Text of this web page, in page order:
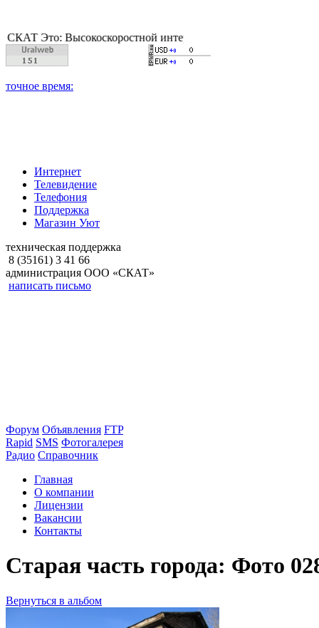
Высокоскоростной интернет, качественное цифровое и
Интернет
Телевидение
Телефония
Поддержка
Магазин Уют
техническая поддержка
8 (35161) 3 41 66
администрация ООО «СКАТ»
написать письмо
Форум Объявления FTP
Rapid SMS Фотогалерея
Радио Справочник
Главная
О компании
Лицензии
Вакансии
Контакты
Старая часть города: Фото
Вернуться в альбом